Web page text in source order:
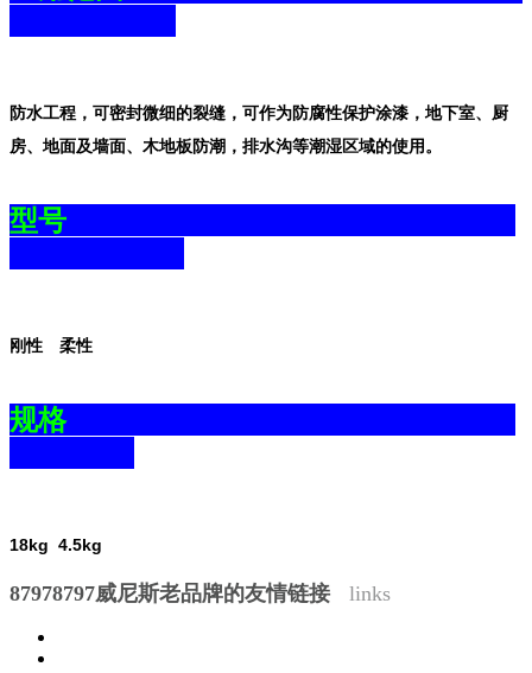
防水工程，可密封微细的裂缝，可作为防腐性保护涂漆，地下室、厨
房、地面及墙面、木地板防潮，排水沟等潮湿区域的使用。
型号
刚性 柔性
规格
18kg 4.5kg
87978797威尼斯老品牌的友情链接 links